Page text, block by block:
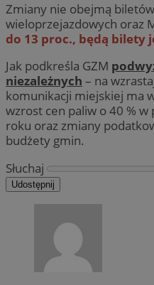
Zmiany nie obejmą
wieloprzejazdowych oraz
do 13 proc., będą bilety
Jak podkreśla GZM
niezależnych – na
komunikacji miejskiej ma
wzrost cen paliw o 40 % w
roku oraz zmiany
budżety gmin.
Słuchaj
Udostępnij